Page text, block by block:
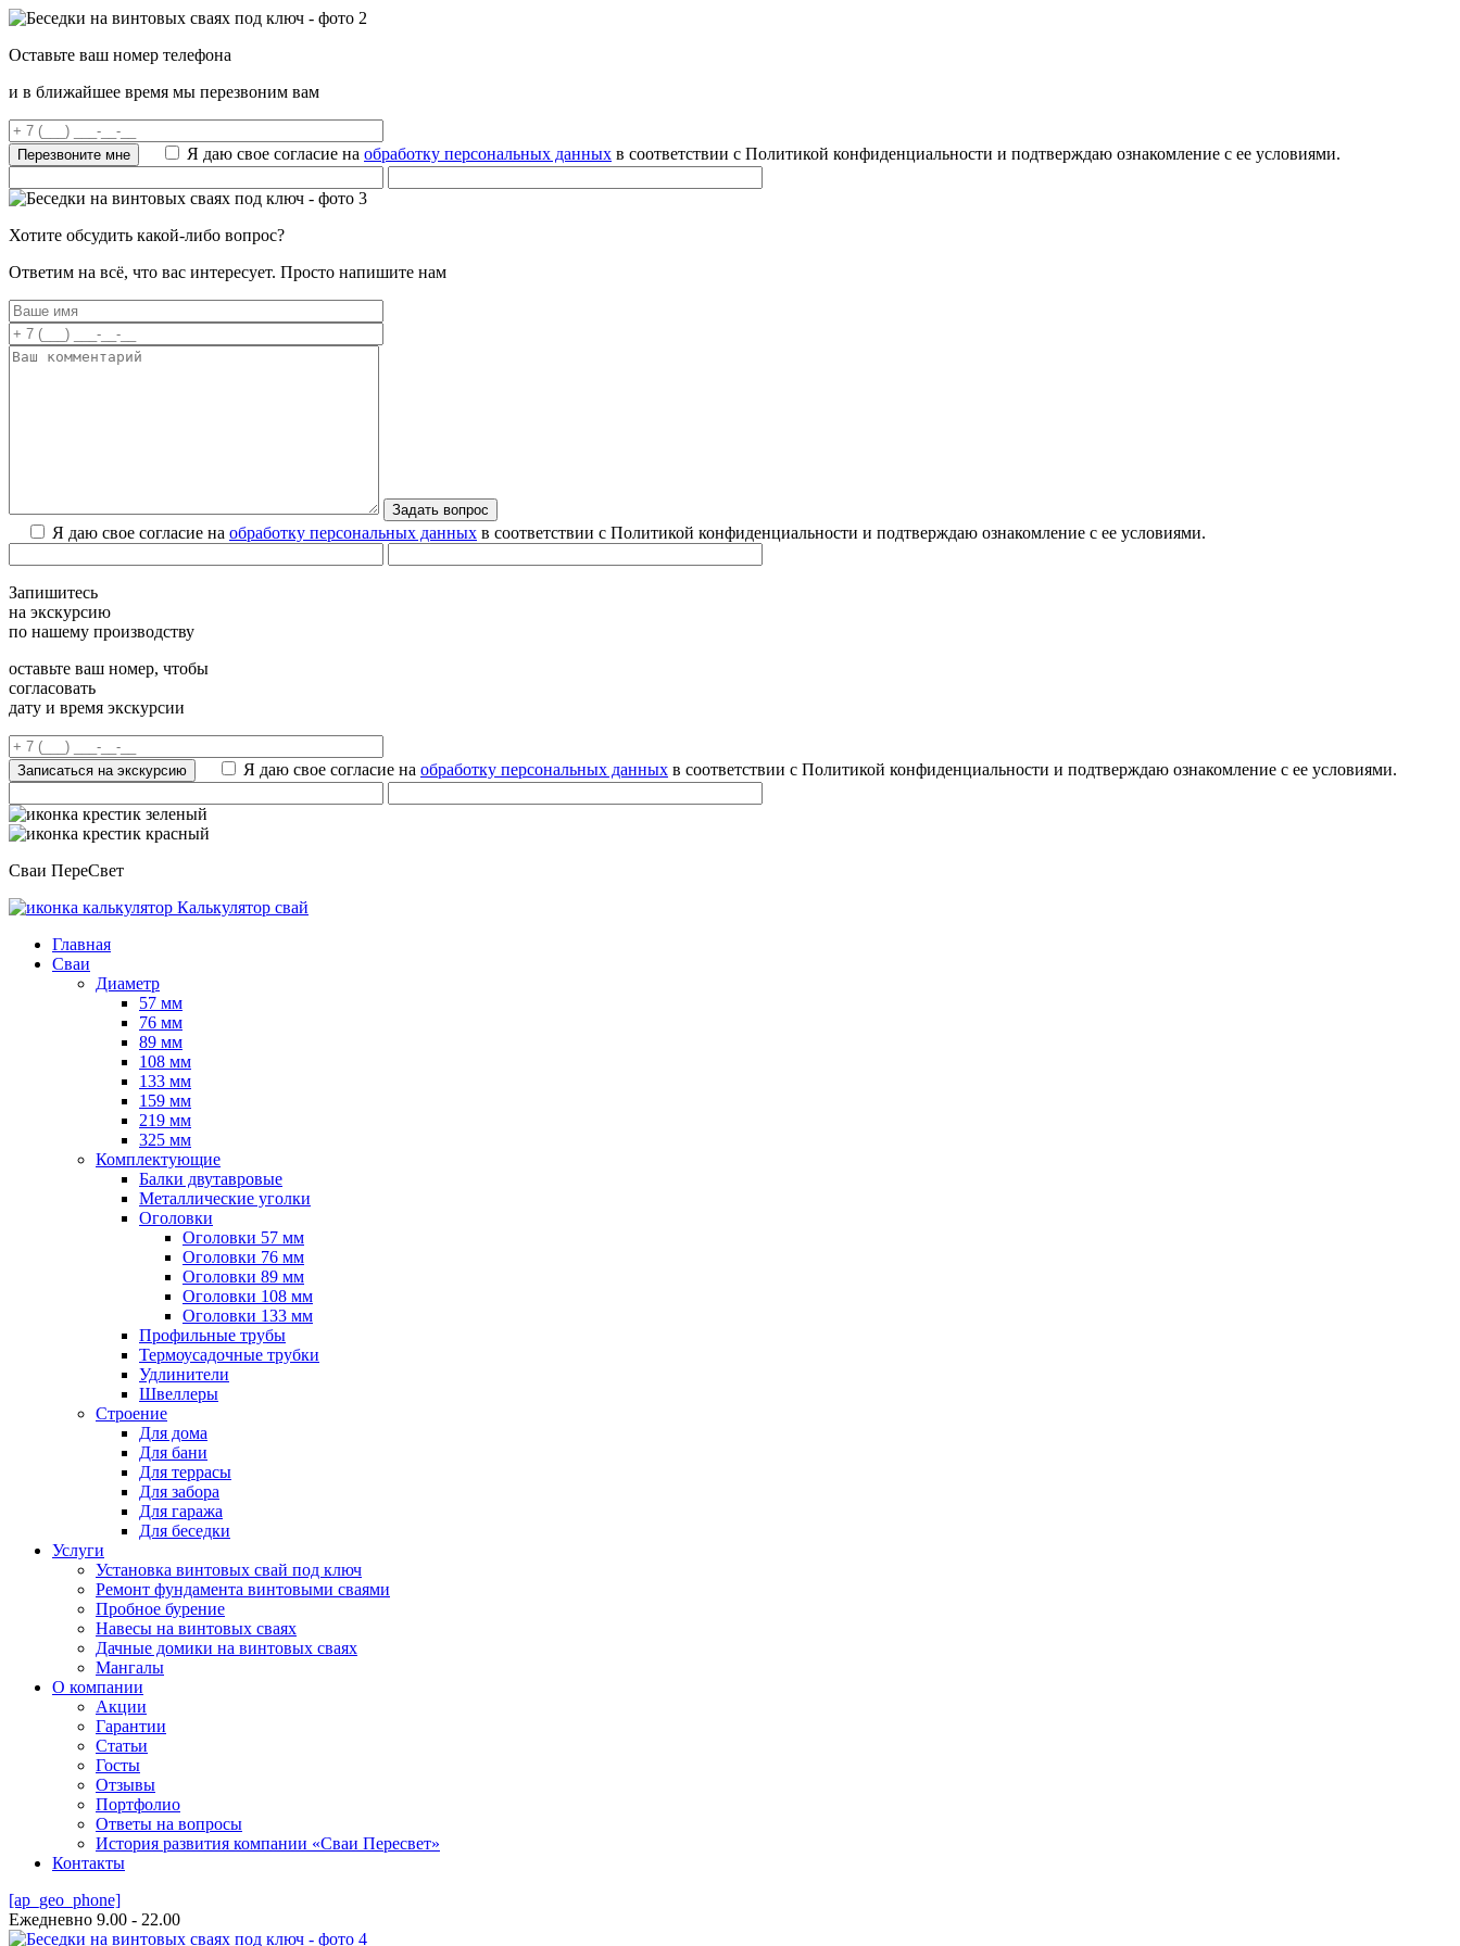
Оставьте ваш номер телефона
и в ближайшее время мы перезвоним вам
Я даю свое согласие на обработку персональных данных в соответствии с Политикой конфиденциальности и подтверждаю ознакомление с ее условиями.
Хотите обсудить какой-либо вопрос?
Ответим на всё, что вас интересует. Просто напишите нам
Я даю свое согласие на обработку персональных данных в соответствии с Политикой конфиденциальности и подтверждаю ознакомление с ее условиями.
Запишитесь
на экскурсию
по нашему производству
оставьте ваш номер, чтобы
согласовать
дату и время экскурсии
Я даю свое согласие на обработку персональных данных в соответствии с Политикой конфиденциальности и подтверждаю ознакомление с ее условиями.
Сваи ПереСвет
Калькулятор свай
Главная
Сваи
Диаметр
57 мм
76 мм
89 мм
108 мм
133 мм
159 мм
219 мм
325 мм
Комплектующие
Балки двутавровые
Металлические уголки
Оголовки
Оголовки 57 мм
Оголовки 76 мм
Оголовки 89 мм
Оголовки 108 мм
Оголовки 133 мм
Профильные трубы
Термоусадочные трубки
Удлинители
Швеллеры
Строение
Для дома
Для бани
Для террасы
Для забора
Для гаража
Для беседки
Услуги
Установка винтовых свай под ключ
Ремонт фундамента винтовыми сваями
Пробное бурение
Навесы на винтовых сваях
Дачные домики на винтовых сваях
Мангалы
О компании
Акции
Гарантии
Статьи
Госты
Отзывы
Портфолио
Ответы на вопросы
История развития компании «Сваи Пересвет»
Контакты
[ap_geo_phone]
Ежедневно 9.00 - 22.00